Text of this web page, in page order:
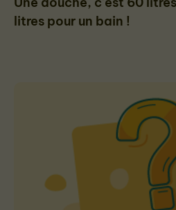
litres pour un bain !